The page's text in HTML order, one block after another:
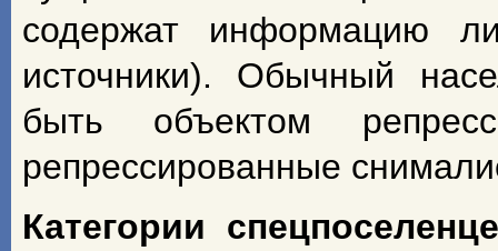
содержат информацию
источники). Обычный
быть объектом
репрессированные
Категории